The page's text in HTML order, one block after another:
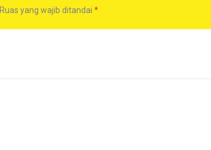
Ruas yang wajib ditandai *